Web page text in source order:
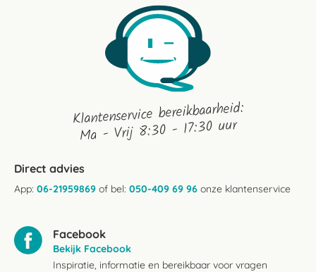
Klantenservice bereikbaarheid:
Ma - Vrij 8:30 - 17:30 uur
Direct advies
App: 06-21959869 of bel: 050-409 69 96 onze klantenservice
Facebook
Bekijk Facebook
Inspiratie, informatie en bereikbaar voor vragen